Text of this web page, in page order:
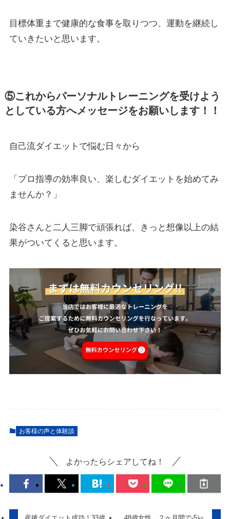
目標体重まで健康的な食事を取りつつ、運動を継続し
ていきたいと思います。
⑤これからパーソナルトレーニングを受けよう
としている方へメッセージをお願いします！！
自己流ダイエットで悩む日々から
「プロ指導の効率良い、楽しむダイエットを始めてみ
ませんか？」
染谷さんと二人三脚で頑張れば、きっと想像以上の結
果がついてくると思います。
お客様の声と体験談
よかったらシェアしてね！